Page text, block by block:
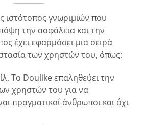
ιστότοπος γνωριμιών που
την ασφάλεια και την
έχει εφαρμόσει μια σειρά
των χρηστών του, όπως:
Το Doulike επαληθεύει την
χρηστών του για να
πραγματικοί άνθρωποι και όχι